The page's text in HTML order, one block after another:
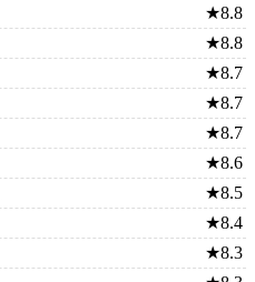
★8.8
★8.8
★8.7
★8.7
★8.7
★8.6
★8.5
★8.4
★8.3